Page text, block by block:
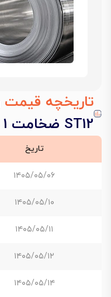
تاریخچه قیمت
ST12 ضخامت 1 میل عرض 1000
تاریخ
۱۴۰۵/۰۵/۰۶
۱۴۰۵/۰۵/۱۰
۱۴۰۵/۰۵/۱۱
۱۴۰۵/۰۵/۱۲
۱۴۰۵/۰۵/۱۴